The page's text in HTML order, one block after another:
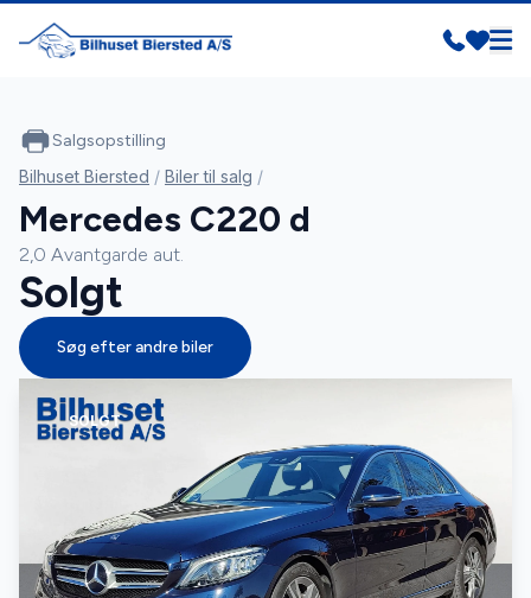
SOLGT
Salgsopstilling
Bilhuset Biersted / Biler til salg /
Mercedes C220 d
2,0 Avantgarde aut.
Solgt
Søg efter andre biler